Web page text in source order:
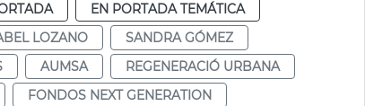
EN PORTADA TEMÁTICA
LOZANO
SANDRA GÓMEZ
AUMSA
REGENERACIÓ URBANA
FONDOS NEXT GENERATION